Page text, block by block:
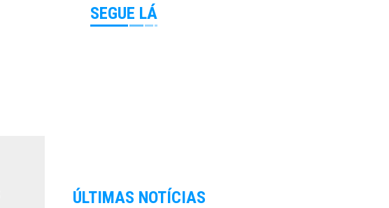
SEGUE LÁ
ÚLTIMAS NOTÍCIAS